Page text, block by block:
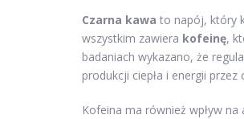
Czarna kawa to napój, który
wszystkim zawiera kofeinę,
badaniach wykazano, że
produkcji ciepła i energii
Kofeina ma również wpływ